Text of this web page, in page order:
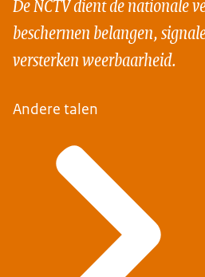
beschermen belangen,
versterken weerbaarheid.
Andere talen